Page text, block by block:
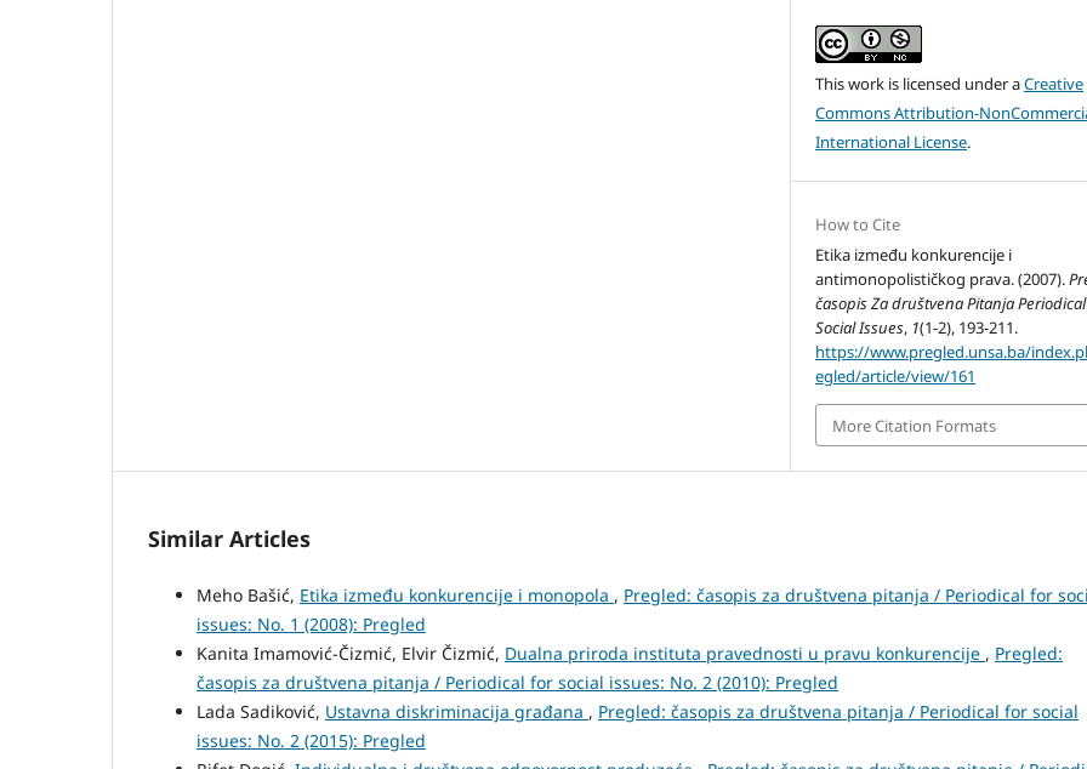
This work is licensed under aCreative
Commons Attribution-
International License.
How to Cite
Etika između konkurencije i
antimonopolističkog prava. (2007).
časopis Za društvena Pitanja
Social Issues, 1(1-2), 193-211.
https://www.pregled.unsa.ba/
egled/article/view/161
More Citation Formats
Similar Articles
Meho Bašić, Etika između konkurencije i monopola , Pregled: časopis za društvena pitanja / Periodical for
issues: No. 1 (2008): Pregled
Kanita Imamović-Čizmić, Elvir Čizmić, Dualna priroda instituta pravednosti u pravu konkurencije , Pregled:
časopis za društvena pitanja / Periodical for social issues: No. 2 (2010): Pregled
Lada Sadiković, Ustavna diskriminacija građana , Pregled: časopis za društvena pitanja / Periodical for social
issues: No. 2 (2015): Pregled